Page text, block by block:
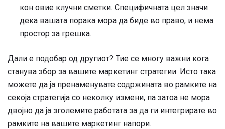
кон овие клучни сметки. Специфичната цел значи
дека вашата порака мора да биде во право, и нема
простор за грешка.
Дали е подобар од другиот? Тие се многу важни кога
станува збор за вашите маркетинг стратегии. Исто така
можете да ја пренаменувате содржината во рамките на
секоја стратегија со неколку измени, па затоа не мора
двојно да ја зголемите работата за да ги интегрирате во
рамките на вашите маркетинг напори.